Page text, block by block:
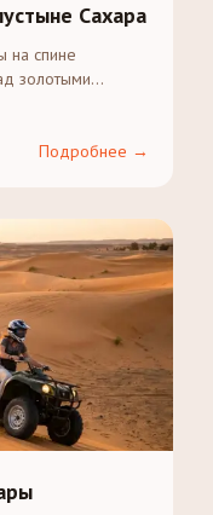
Сахара
на спине
золотыми
с гидом.
Подробнее →